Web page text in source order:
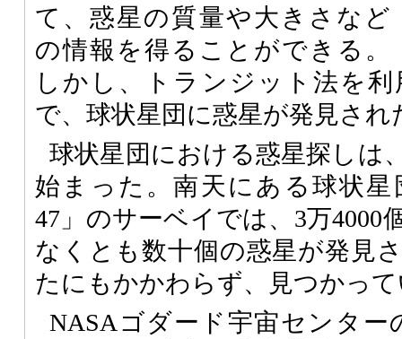
て、惑星の質量や大きさなど
の情報を得ることができる。
しかし、トランジット法を
で、球状星団に惑星が発見さ
球状星団における惑星探しは
始まった。南天にある球状
47」のサーベイでは、3万4000
なくとも数十個の惑星が発見
たにもかかわらず、見つかっ
NASAゴダード宇宙センター